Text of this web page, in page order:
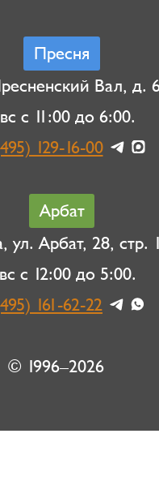
Пресня
Вал, д.
с 11:00 до 6:00.
129-16-00
Арбат
ул. Арбат, 28, стр.
с 12:00 до 5:00.
161-62-22
© 1996–2026